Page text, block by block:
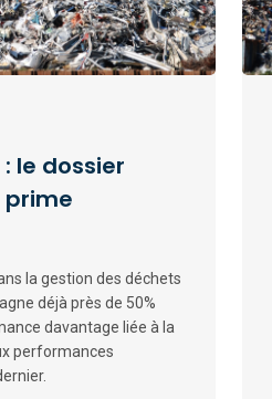
le dossier
prime
la gestion des déchets
déjà près de 50%
davantage liée à la
performances